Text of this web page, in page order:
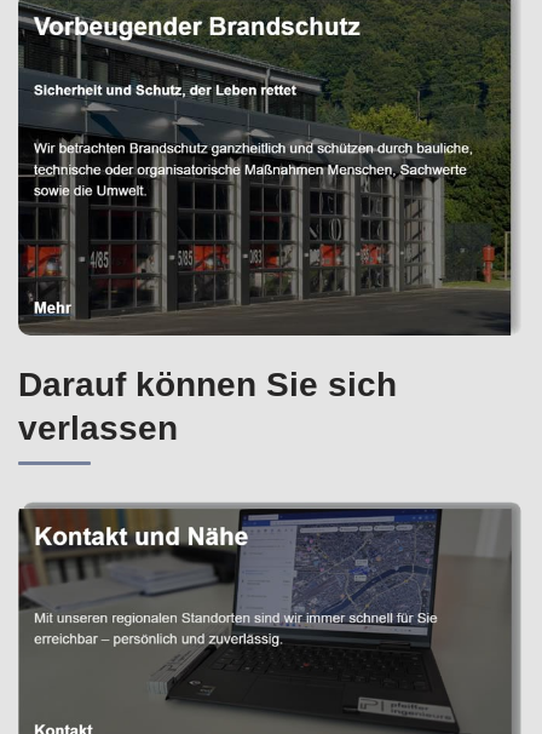
Darauf können Sie sich
verlassen